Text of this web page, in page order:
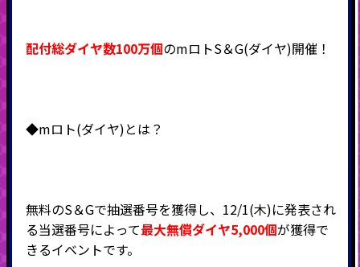
配付総ダイヤ数100万個のmロトS＆G(ダイヤ)開催！
◆mロト(ダイヤ)とは？
無料のS＆Gで抽選番号を獲得し、12/1(木)に発表され
る当選番号によって最大無償ダイヤ5,000個が獲得で
きるイベントです。